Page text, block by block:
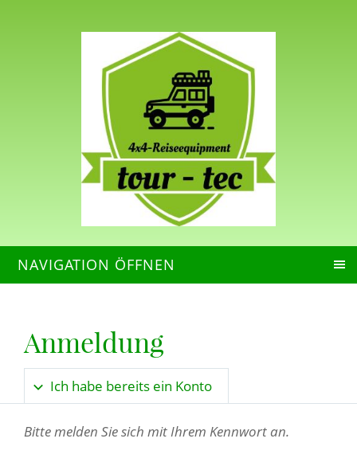
NAVIGATION ÖFFNEN
Anmeldung
Ich habe bereits ein Konto
Bitte melden Sie sich mit Ihrem Kennwort an.